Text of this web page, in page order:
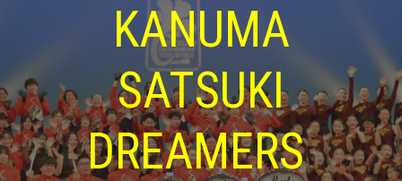
KANUMA
SATSUKI
DREAMERS